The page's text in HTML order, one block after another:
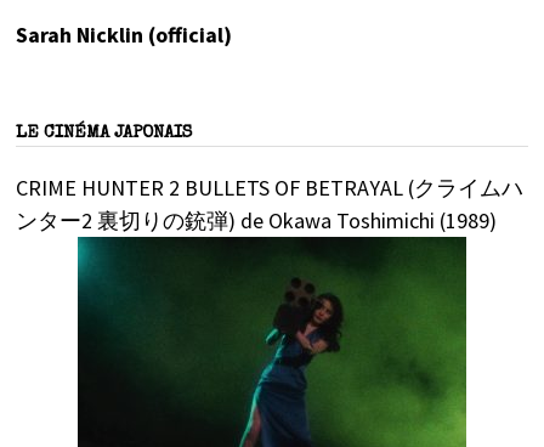
Sarah Nicklin (official)
LE CINÉMA JAPONAIS
CRIME HUNTER 2 BULLETS OF BETRAYAL (クライムハ
ンター2 裏切りの銃弾) de Okawa Toshimichi (1989)